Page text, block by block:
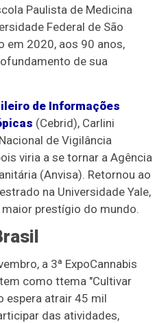
Paulista de Medicina
Federal de São
em 2020, aos 90 anos,
de sua
de Informações
(Cebrid), Carlini
de Vigilância
viria a se tornar a Agência
(Anvisa). Retornou ao
na Universidade Yale,
prestígio do mundo.
a 3ª ExpoCannabis
como ttema "Cultivar
espera atrair 45 mil
das atividades,